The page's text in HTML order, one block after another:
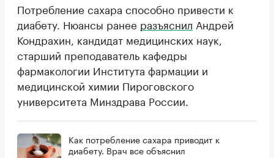
Потребление сахара способно привести к
диабету. Нюансы ранее разъяснил Андрей
Кондрахин, кандидат медицинских наук,
старший преподаватель кафедры
фармакологии Института фармации и
медицинской химии Пироговского
университета Минздрава России.
Как потребление сахара приводит к
диабету. Врач все объяснил